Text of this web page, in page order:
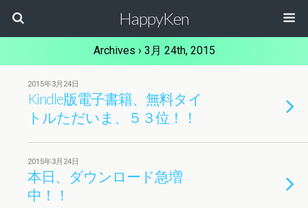
HappyKen
Archives › 3月 24th, 2015
2015年3月24日
Kindle版電子書籍、無料タイ
トルただいま、５３位！！
2015年3月24日
本日、ダウンロード急増
中！！